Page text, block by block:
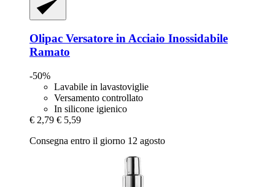
Olipac Versatore in Acciaio Inossidabile
Ramato
-50%
Lavabile in lavastoviglie
Versamento controllato
In silicone igienico
€ 2,79 € 5,59
Consegna entro il giorno 12 agosto